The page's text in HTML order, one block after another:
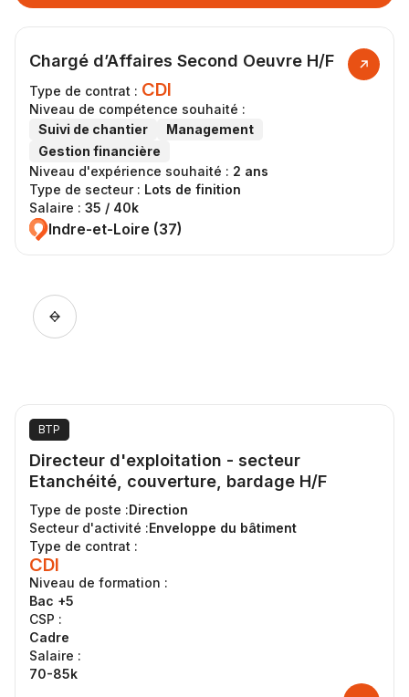
Chargé d’Affaires Second Oeuvre H/F
Type de contrat : CDI
Niveau de compétence souhaité :
Suivi de chantier
Management
Gestion financière
Niveau d'expérience souhaité : 2 ans
Type de secteur : Lots de finition
Salaire : 35 / 40k
Indre-et-Loire (37)
BTP
Directeur d'exploitation - secteur
Etanchéité, couverture, bardage H/F
Type de poste :Direction
Secteur d'activité :Enveloppe du bâtiment
Type de contrat :
CDI
Niveau de formation :
Bac +5
CSP :
Cadre
Salaire :
70-85k